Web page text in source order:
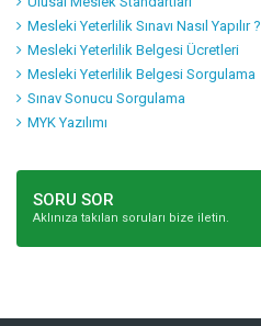
Mesleki Yeterlilik Sınavı Nasıl Yapılır ?
Mesleki Yeterlilik Belgesi Ücretleri
Mesleki Yeterlilik Belgesi Sorgulama
Sınav Sonucu Sorgulama
MYK Yazılımı
SORU SOR
Aklınıza takılan soruları bize iletin.